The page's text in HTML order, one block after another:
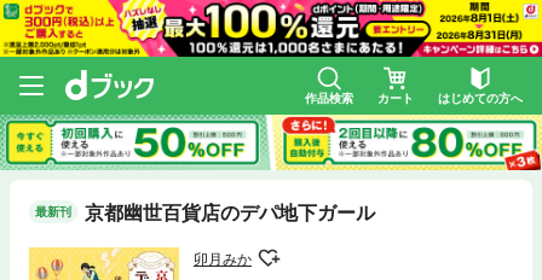
作品検索 カート はじめての方へ
最新刊 京都幽世百貨店のデパ地下ガール
卯月みか